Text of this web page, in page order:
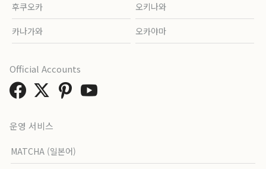
후쿠오카 오키나와
카나가와 오카야마
운영 서비스
MATCHA (일본어)
Official Accounts